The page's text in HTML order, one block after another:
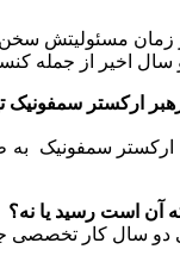
مسئولیتش
اخیر از جمله
ارکستر سمفونیک
رهبری ارکستر
آن است رسید یا نه؟
دو سال کار